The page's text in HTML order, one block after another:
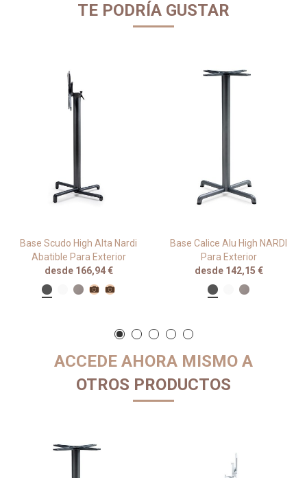
TE PODRÍA GUSTAR
Base Scudo High Alta Nardi
Abatible Para Exterior
desde 166,94 €
Base Calice Alu High NARDI
Para Exterior
desde 142,15 €
ACCEDE AHORA MISMO A
OTROS PRODUCTOS